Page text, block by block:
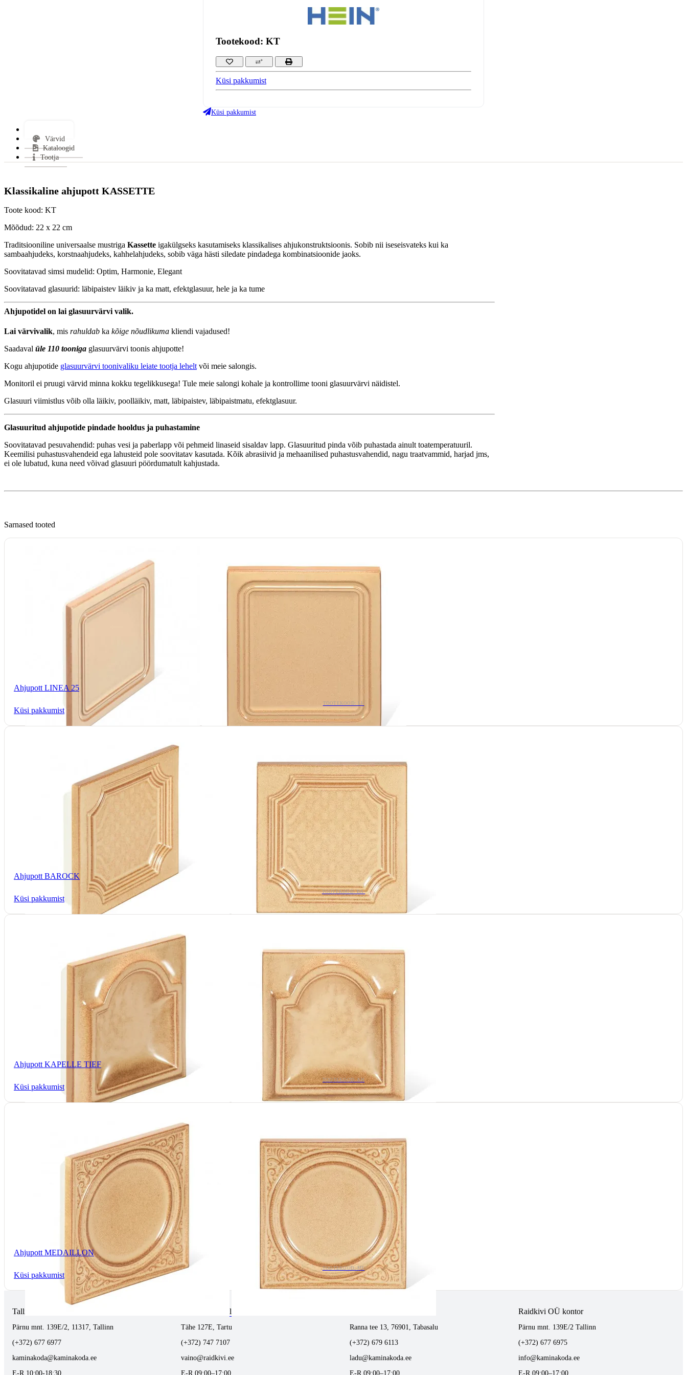
Tootekood: KT
Küsi pakkumist
Küsi pakkumist
Värvid
Kataloogid
Tootja
Klassikaline ahjupott KASSETTE
Toote kood: KT
Mõõdud: 22 x 22 cm
Traditsiooniline universaalse mustriga Kassette igakülgseks kasutamiseks klassikalises ahjukonstruktsioonis. Sobib nii iseseisvateks kui ka
sambaahjudeks, korstnaahjudeks, kahhelahjudeks, sobib väga hästi siledate pindadega kombinatsioonide jaoks.
Soovitatavad simsi mudelid: Optim, Harmonie, Elegant
Soovitatavad glasuurid: läbipaistev läikiv ja ka matt, efektglasuur, hele ja ka tume
Ahjupotidel on lai glasuurvärvi valik.
Lai värvivalik, mis rahuldab ka kõige nõudlikuma kliendi vajadused!
Saadaval üle 110 tooniga glasuurvärvi toonis ahjupotte!
Kogu ahjupotide glasuurvärvi toonivaliku leiate tootja lehelt või meie salongis.
Monitoril ei pruugi värvid minna kokku tegelikkusega! Tule meie salongi kohale ja kontrollime tooni glasuurvärvi näidistel.
Glasuuri viimistlus võib olla läikiv, poolläikiv, matt, läbipaistev, läbipaistmatu, efektglasuur.
Glasuuritud ahjupotide pindade hooldus ja puhastamine
Soovitatavad pesuvahendid: puhas vesi ja paberlapp või pehmeid linaseid sisaldav lapp. Glasuuritud pinda võib puhastada ainult toatemperatuuril.
Keemilisi puhastusvahendeid ega lahusteid pole soovitatav kasutada. Kõik abrasiivid ja mehaanilised puhastusvahendid, nagu traatvammid, harjad jms,
ei ole lubatud, kuna need võivad glasuuri pöördumatult kahjustada.
Sarnased tooted
Ahjupott LINEA 25
TOOTEKOOD: LI-
Küsi pakkumist
Ahjupott BAROCK
TOOTEKOOD: BA-
Küsi pakkumist
Ahjupott KAPELLE TIEF
TOOTEKOOD: KH
Küsi pakkumist
Ahjupott MEDAILLON
TOOTEKOOD: ME
Küsi pakkumist
Tallinnas kaminasalong
Pärnu mnt. 139E/2, 11317, Tallinn
(+372) 677 6977
kaminakoda@kaminakoda.ee
E-R 10:00-18:30
Tartus kivi töötlemine
Tähe 127E, Tartu
(+372) 747 7107
vaino@raidkivi.ee
E-R 09:00–17:00
Ranna tee 13, 76901, Tabasalu
(+372) 679 6113
ladu@kaminakoda.ee
E-R 09:00–17:00
Raidkivi OÜ kontor
Pärnu mnt. 139E/2 Tallinn
(+372) 677 6975
info@kaminakoda.ee
E-R 09:00–17:00